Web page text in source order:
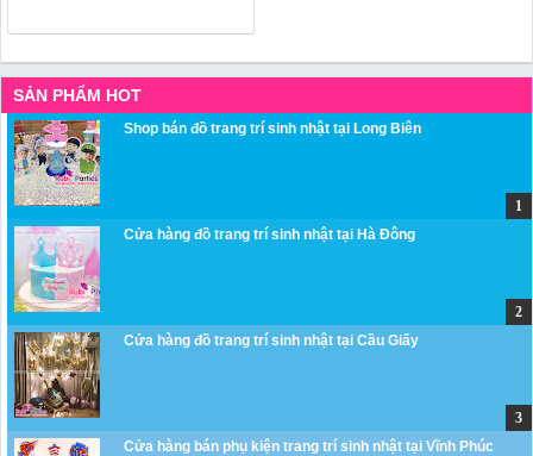
SẢN PHẨM HOT
Shop bán đồ trang trí sinh nhật tại Long Biên
Cửa hàng đồ trang trí sinh nhật tại Hà Đông
Cửa hàng đồ trang trí sinh nhật tại Cầu Giấy
Cửa hàng bán phụ kiện trang trí sinh nhật tại Vĩnh Phúc